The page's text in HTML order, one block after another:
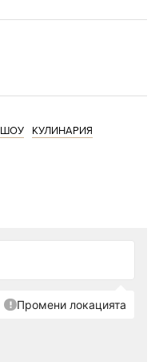
ШОУ
КУЛИНАРИЯ